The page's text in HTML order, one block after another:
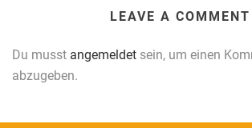
LEAVE A COMMENT
Du musst angemeldet sein, um einen
abzugeben.